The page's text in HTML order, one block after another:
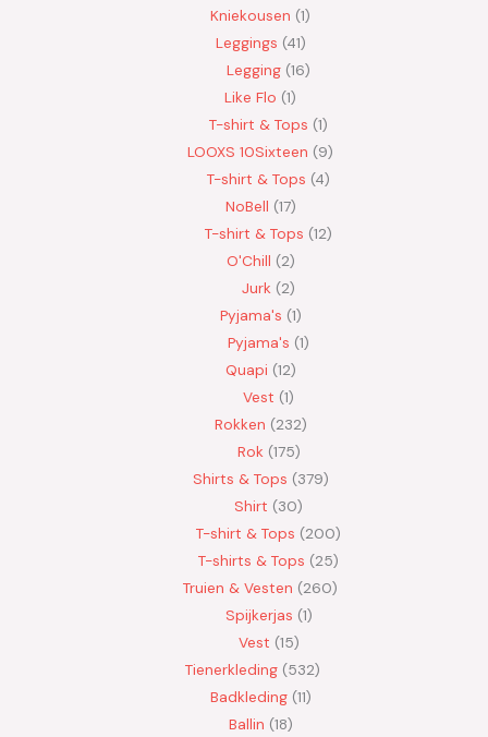
Kniekousen 1
Leggings 41
Legging 16
Like Flo 1
T-shirt & Tops 1
LOOXS 10Sixteen
9
T-shirt & Tops 4
NoBell 17
T-shirt & Tops 12
O'Chill 2
Jurk 2
Pyjama's 1
Pyjama's 1
Quapi 12
Vest 1
Rokken 232
Rok 175
Shirts & Tops 379
Shirt
30
T-shirt & Tops
200
T-shirts & Tops
25
Truien & Vesten
260
Spijkerjas 1
Vest 15
Tienerkleding 532
Badkleding 11
Ballin 18